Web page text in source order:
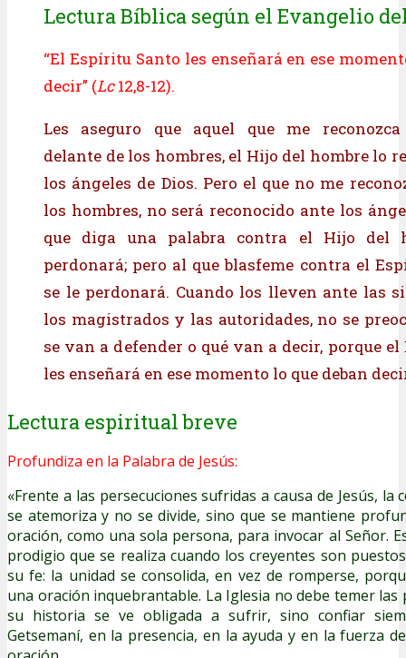
Lectura Bíblica según el Evangelio
“El Espíritu Santo les enseñará en ese
decir” (Lc12,8-12).
Les aseguro que aquel que me reconozca
delante de los hombres, el Hijo del hombre lo
los ángeles de Dios. Pero el que no me
los hombres, no será reconocido ante los
que diga una palabra contra el Hijo del
perdonará; pero al que blasfeme contra el
se le perdonará. Cuando los lleven ante las
los magistrados y las autoridades, no se
se van a defender o qué van a decir, porque
les enseñará en ese momento lo que deban
Lectura espiritual breve
Profundiza en la Palabra de Jesús:
«Frente a las persecuciones sufridas a causa de Jesús, la
se atemoriza y no se divide, sino que se mantiene
oración, como una sola persona, para invocar al Señor.
prodigio que se realiza cuando los creyentes son
su fe: la unidad se consolida, en vez de romperse,
una oración inquebrantable. La Iglesia no debe temer las
su historia se ve obligada a sufrir, sino confiar
Getsemaní, en la presencia, en la ayuda y en la fuerza